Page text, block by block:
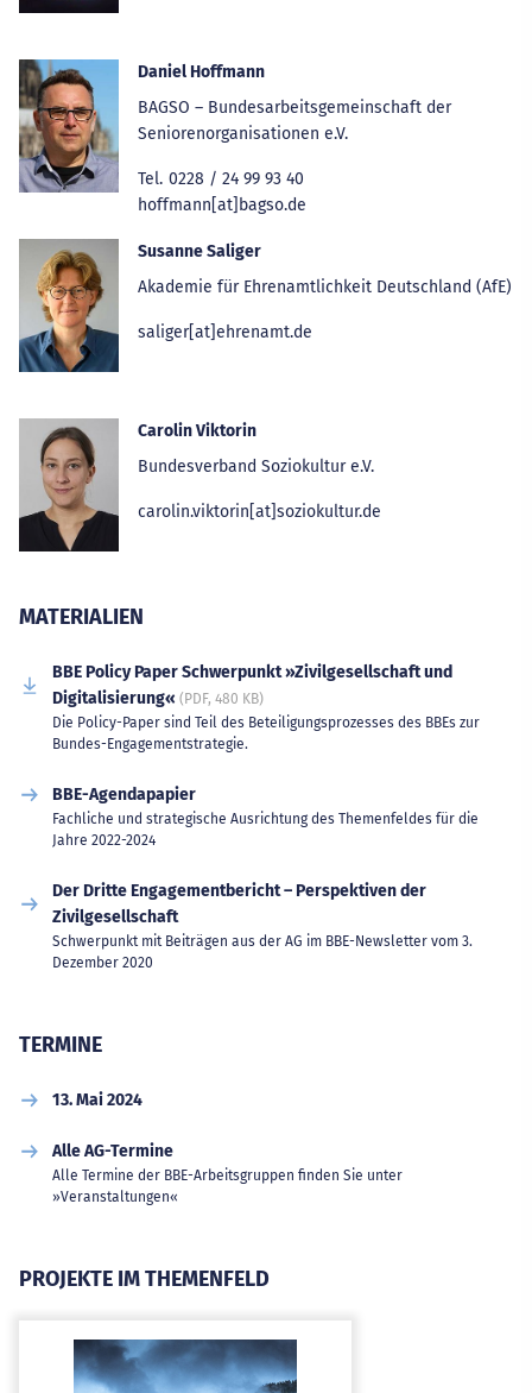
Daniel Hoffmann
BAGSO – Bundesarbeitsgemeinschaft der
Seniorenorganisationen e.V.
Tel. 0228 / 24 99 93 40
hoffmann[at]bagso.de
Susanne Saliger
Akademie für Ehrenamtlichkeit Deutschland (AfE)
saliger[at]ehrenamt.de
Carolin Viktorin
Bundesverband Soziokultur e.V.
carolin.viktorin[at]soziokultur.de
MATERIALIEN
BBE Policy Paper Schwerpunkt »Zivilgesellschaft und
Digitalisierung« (PDF, 480 KB)
Die Policy-Paper sind Teil des Beteiligungsprozesses des BBEs zur
Bundes-Engagementstrategie.
BBE-Agendapapier
Fachliche und strategische Ausrichtung des Themenfeldes für die
Jahre 2022-2024
Der Dritte Engagementbericht – Perspektiven der
Zivilgesellschaft
Schwerpunkt mit Beiträgen aus der AG im BBE-Newsletter vom 3.
Dezember 2020
TERMINE
13. Mai 2024
Alle AG-Termine
Alle Termine der BBE-Arbeitsgruppen finden Sie unter
»Veranstaltungen«
PROJEKTE IM THEMENFELD